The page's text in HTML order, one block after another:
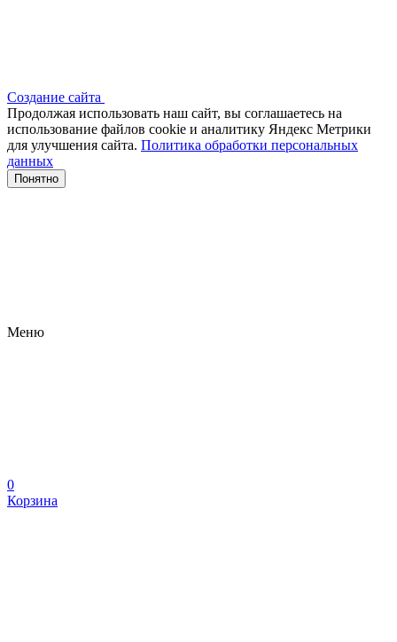
Создание сайта
Продолжая использовать наш сайт, вы соглашаетесь на
использование файлов сооkіе и аналитику Яндекс Метрики
для улучшения сайта. Политика обработки персональных
данных
Понятно
Меню
0
Корзина